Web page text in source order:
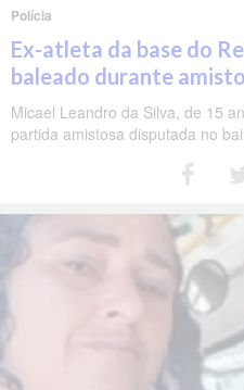
Polícia
Ex-atleta da base do
baleado durante
Micael Leandro da Silva, de 15
partida amistosa disputada no